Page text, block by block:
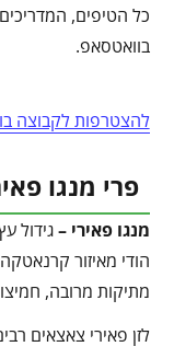
כל הטיפים,
בוואטסאפ.
להצטרפות לקבוצה
פרי מנגו
מנגו פאירי –גידול
הודי מאיזור
מתיקות מרובה,
לזן פאירי צאצאים